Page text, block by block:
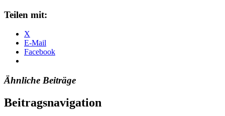
Teilen mit:
X
E-Mail
Facebook
Ähnliche Beiträge
Beitragsnavigation